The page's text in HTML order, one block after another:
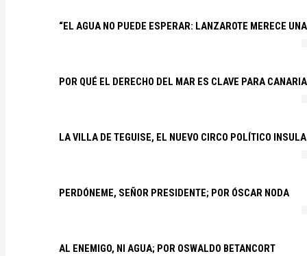
“EL AGUA NO PUEDE ESPERAR: LANZAROTE MERECE
POR QUÉ EL DERECHO DEL MAR ES CLAVE PARA
LA VILLA DE TEGUISE, EL NUEVO CIRCO POLÍTICO
PERDÓNEME, SEÑOR PRESIDENTE; POR ÓSCAR NODA
AL ENEMIGO, NI AGUA; POR OSWALDO BETANCORT